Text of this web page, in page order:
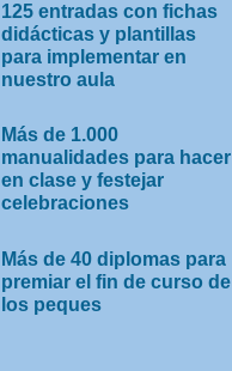
125 entradas con fichas
didácticas y plantillas
para implementar en
nuestro aula
Más de 1.000
manualidades para hacer
en clase y festejar
celebraciones
Más de 40 diplomas para
premiar el fin de curso de
los peques